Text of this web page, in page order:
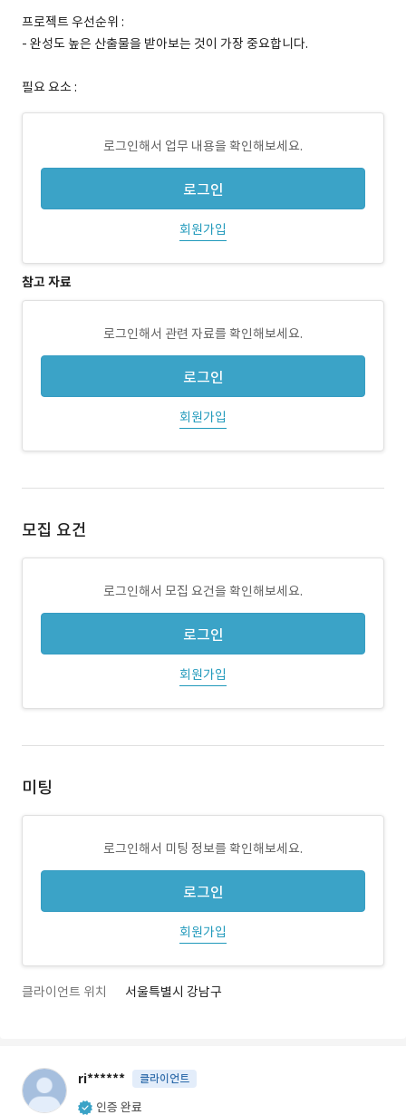
프로젝트 우선순위 :
- 완성도 높은 산출물을 받아보는 것이 가장 중요합니다.
필요 요소 :
로그인해서 업무 내용을 확인해보세요.
로그인
회원가입
참고 자료
로그인해서 관련 자료를 확인해보세요.
로그인
회원가입
모집 요건
로그인해서 모집 요건을 확인해보세요.
로그인
회원가입
미팅
로그인해서 미팅 정보를 확인해보세요.
로그인
회원가입
클라이언트 위치 서울특별시 강남구
ri****** 클라이언트
인증 완료